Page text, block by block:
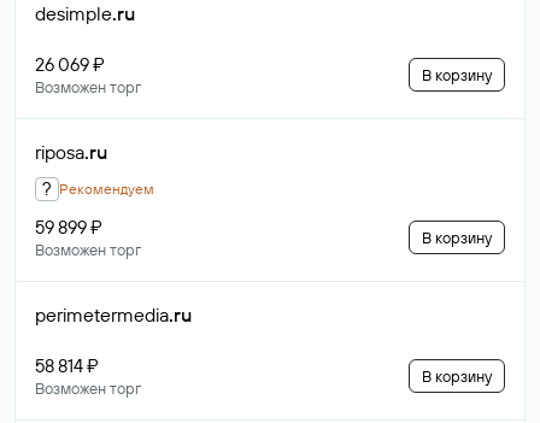
desimple.ru
26 069 ₽
Возможен торг
В корзину
riposa.ru
? Рекомендуем
59 899 ₽
Возможен торг
В корзину
perimetermedia.ru
58 814 ₽
Возможен торг
В корзину